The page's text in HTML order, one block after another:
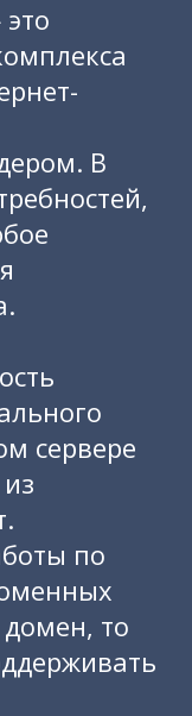
В
сервере
по
то